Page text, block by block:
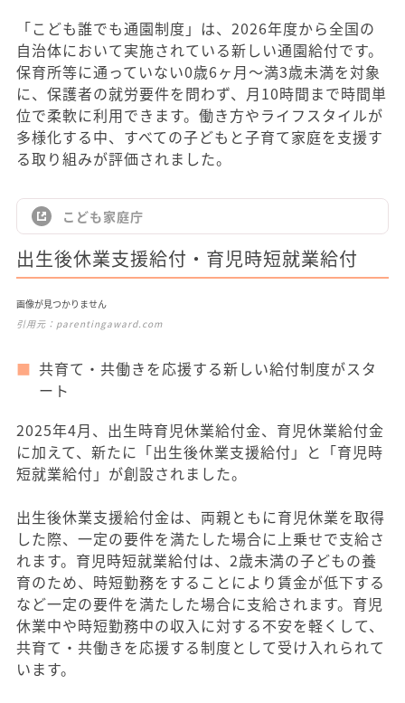
「こども誰でも通園制度」は、2026年度から全国の
自治体において実施されている新しい通園給付です。
保育所等に通っていない0歳6ヶ月～満3歳未満を対象
に、保護者の就労要件を問わず、月10時間まで時間単
位で柔軟に利用できます。働き方やライフスタイルが
多様化する中、すべての子どもと子育て家庭を支援す
る取り組みが評価されました。
こども家庭庁
出生後休業支援給付・育児時短就業給付
画像が見つかりません
引用元： parentingaward.com
共育て・共働きを応援する新しい給付制度がスタ
ート
2025年4月、出生時育児休業給付金、育児休業給付金
に加えて、新たに「出生後休業支援給付」と「育児時
短就業給付」が創設されました。
出生後休業支援給付金は、両親ともに育児休業を取得
した際、一定の要件を満たした場合に上乗せで支給さ
れます。育児時短就業給付は、2歳未満の子どもの養
育のため、時短勤務をすることにより賃金が低下する
など一定の要件を満たした場合に支給されます。育児
休業中や時短勤務中の収入に対する不安を軽くして、
共育て・共働きを応援する制度として受け入れられて
います。